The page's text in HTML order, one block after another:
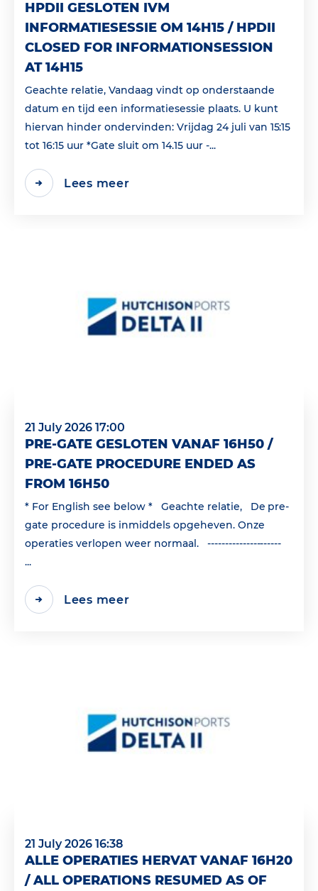
HPDII GESLOTEN IVM
INFORMATIESESSIE OM 14H15 / HPDII
CLOSED FOR INFORMATIONSESSION
AT 14H15
Geachte relatie, Vandaag vindt op onderstaande
datum en tijd een informatiesessie plaats. U kunt
hiervan hinder ondervinden: Vrijdag 24 juli van 15:15
tot 16:15 uur *Gate sluit om 14.15 uur -...
Lees meer
21 July 2026 17:00
PRE-GATE GESLOTEN VANAF 16H50 /
PRE-GATE PROCEDURE ENDED AS
FROM 16H50
* For English see below * Geachte relatie, De pre-
gate procedure is inmiddels opgeheven. Onze
operaties verlopen weer normaal. ---------------------
...
Lees meer
21 July 2026 16:38
ALLE OPERATIES HERVAT VANAF 16H20
/ ALL OPERATIONS RESUMED AS OF